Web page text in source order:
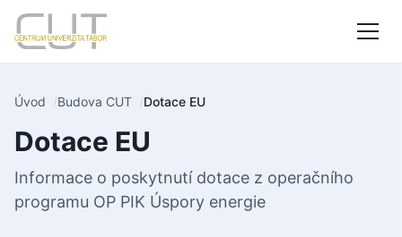
Úvod Budova CUT Dotace EU
Dotace EU
Informace o poskytnutí dotace z operačního
programu OP PIK Úspory energie